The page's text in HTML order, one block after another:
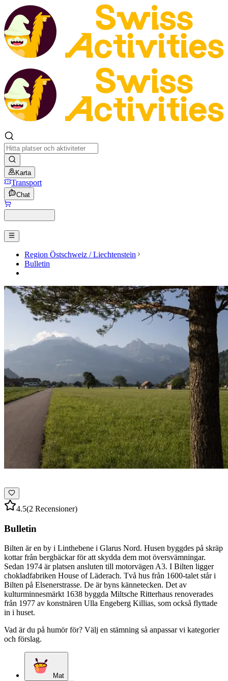
Karta
Transport
Chat
Region Östschweiz / Liechtenstein
Bulletin
4.5(2 Recensioner)
Bulletin
Bilten är en by i Linthebene i Glarus Nord. Husen byggdes på skräp
kottar från bergbäckar för att skydda dem mot översvämningar.
Sedan 1974 är platsen ansluten till motorvägen A3. I Bilten ligger
chokladfabriken House of Läderach. Två hus från 1600-talet står i
Bilten på Elsenerstrasse. De är byns kännetecken. Det av
kulturminnesmärkt 1638 byggda Miltsche Ritterhaus renoverades
från 1977 av konstnären Ulla Engeberg Killias, som också flyttade
in i huset.
Vad är du på humör för? Välj en stämning så anpassar vi kategorier
och förslag.
Mat